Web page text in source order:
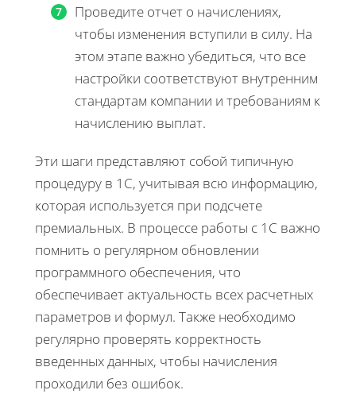
Проведите отчет о начислениях,
чтобы изменения вступили в силу. На
этом этапе важно убедиться, что все
настройки соответствуют внутренним
стандартам компании и требованиям к
начислению выплат.
Эти шаги представляют собой типичную
процедуру в 1С, учитывая всю информацию,
которая используется при подсчете
премиальных. В процессе работы с 1С важно
помнить о регулярном обновлении
программного обеспечения, что
обеспечивает актуальность всех расчетных
параметров и формул. Также необходимо
регулярно проверять корректность
введенных данных, чтобы начисления
проходили без ошибок.